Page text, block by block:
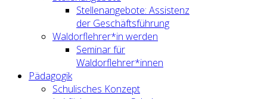
Stellenangebote: Assistenz
der Geschäftsführung
Waldorflehrer*in werden
Seminar für
Waldorflehrer*innen
Pädagogik
Schulisches Konzept